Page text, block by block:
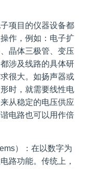
项目的仪器设备都
作，例如：电子扩
晶体三极管、变压
涉及线路的具体研
很大。如扬声器或
时，就需要线性电
从稳定的电压供应
电路也可以用作倍
）：在以数字为
路功能。传统上，